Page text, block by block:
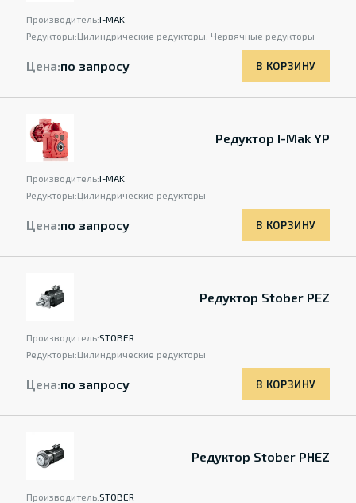
Производитель:I-MAK
Редукторы:Цилиндрические редукторы, Червячные редукторы
Цена:по запросу В КОРЗИНУ
Редуктор I-Mak YP
Производитель:I-MAK
Редукторы:Цилиндрические редукторы
Цена:по запросу В КОРЗИНУ
Редуктор Stober PEZ
Производитель:STOBER
Редукторы:Цилиндрические редукторы
Цена:по запросу В КОРЗИНУ
Редуктор Stober PHEZ
Производитель:STOBER